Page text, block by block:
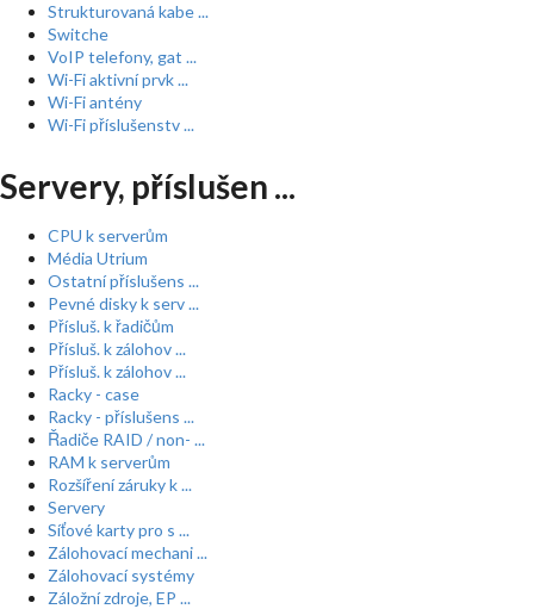
Strukturovaná kabe ...
Switche
VoIP telefony, gat ...
Wi-Fi aktivní prvk ...
Wi-Fi antény
Wi-Fi příslušenstv ...
Servery, příslušen ...
CPU k serverům
Média Utrium
Ostatní příslušens ...
Pevné disky k serv ...
Přísluš. k řadičům
Přísluš. k zálohov ...
Přísluš. k zálohov ...
Racky - case
Racky - příslušens ...
Řadiče RAID / non- ...
RAM k serverům
Rozšíření záruky k ...
Servery
Síťové karty pro s ...
Zálohovací mechani ...
Zálohovací systémy
Záložní zdroje, EP ...